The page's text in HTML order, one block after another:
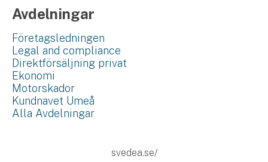
Avdelningar
Företagsledningen
Legal and compliance
Direktförsäljning privat
Ekonomi
Motorskador
Kundnavet Umeå
Alla Avdelningar
svedea.se/